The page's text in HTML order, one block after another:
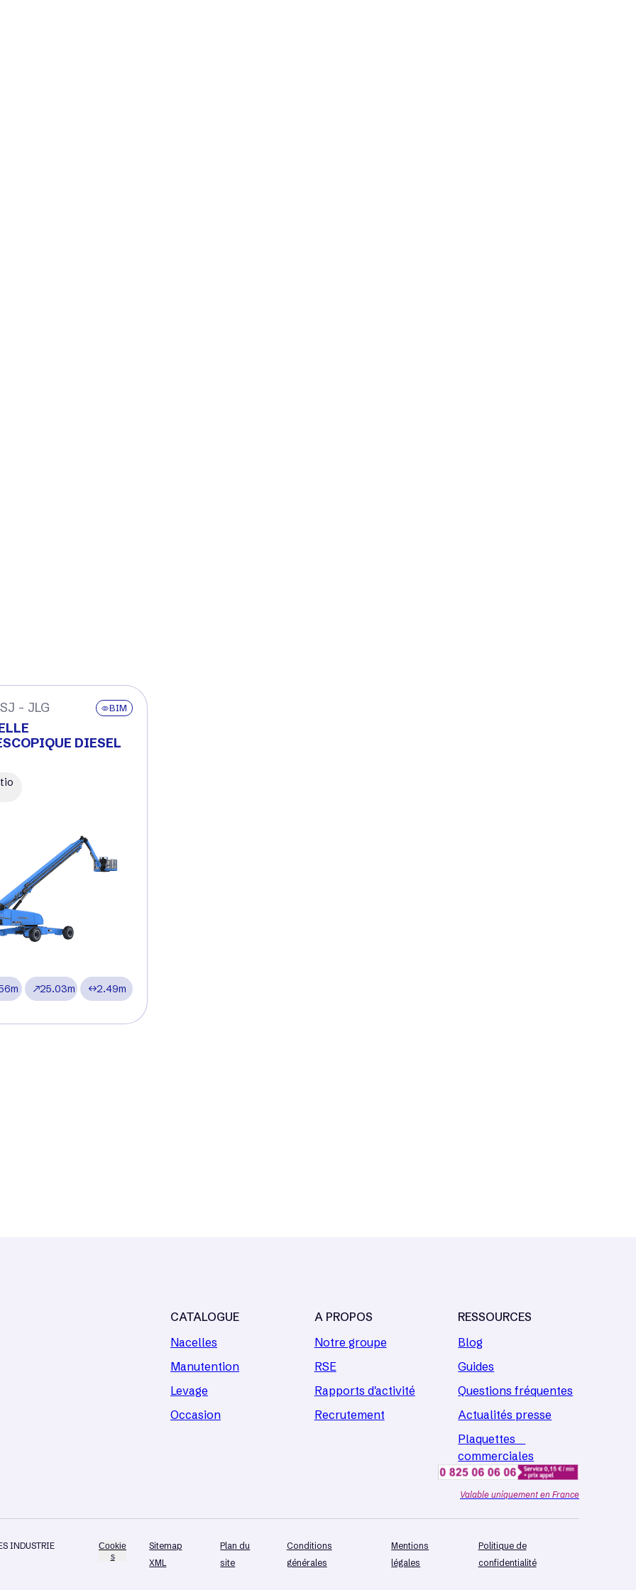
- JLG BIM
DIESEL
25.03m 2.49m
CATALOGUE
Nacelles
Manutention
Levage
Occasion
A PROPOS
Notre groupe
RSE
Rapports d'activité
Recrutement
RESSOURCES
Blog
Guides
Questions fréquentes
Actualités presse
Plaquettes
commerciales
Valable uniquement en France
INDUSTRIE
Cookie
s
Sitemap
XML
Plan du
site
Conditions
générales
Mentions
légales
Politique de
confidentialité